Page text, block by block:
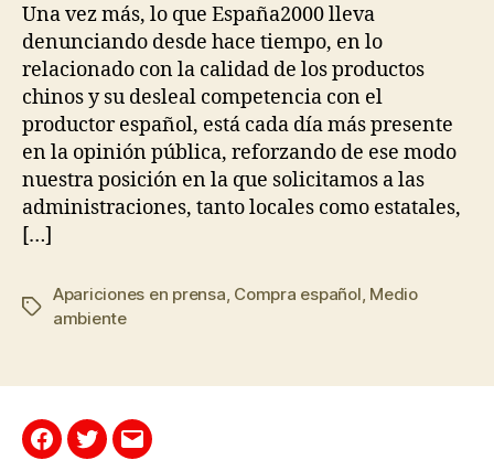
Una vez más, lo que España2000 lleva
denunciando desde hace tiempo, en lo
relacionado con la calidad de los productos
chinos y su desleal competencia con el
productor español, está cada día más presente
en la opinión pública, reforzando de ese modo
nuestra posición en la que solicitamos a las
administraciones, tanto locales como estatales,
[…]
Apariciones en prensa Compra español Medio
ambiente